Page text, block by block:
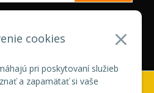
cookies
pri poskytovaní služieb
a zapamätať si vaše
Neplatí pre Veľkoobchodných